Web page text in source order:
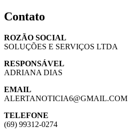
Contato
ROZÃO SOCIAL
SOLUÇÕES E SERVIÇOS LTDA
RESPONSÁVEL
ADRIANA DIAS
EMAIL
ALERTANOTICIA6@GMAIL.COM
TELEFONE
(69) 99312-0274